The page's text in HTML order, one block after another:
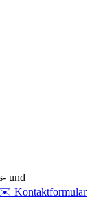
und
✉️ Kontaktformular